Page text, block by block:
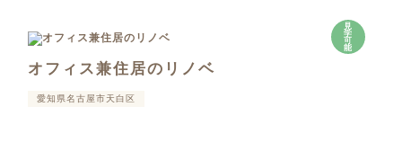
見
学
可
能
オフィス兼住居のリノベ
愛知県名古屋市天白区